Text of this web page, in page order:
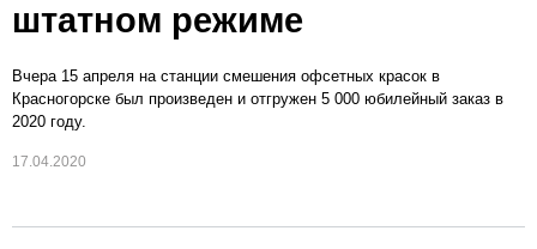
штатном режиме
Вчера 15 апреля на станции смешения офсетных красок в
Красногорске был произведен и отгружен 5 000 юбилейный заказ в
2020 году.
17.04.2020